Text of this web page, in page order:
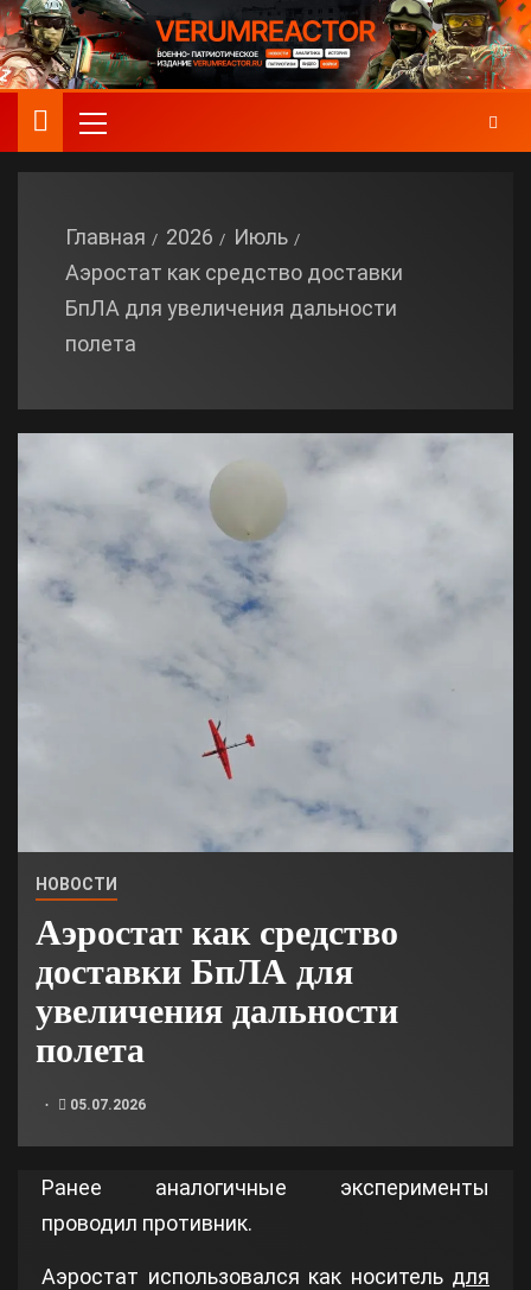
Главная 2026
Июль
Аэростат как средство доставки
БпЛА для увеличения дальности
полета
НОВОСТИ
Аэростат как средство
доставки БпЛА для
увеличения дальности
полета
05.07.2026
Ранее аналогичные эксперименты
проводил противник.
Аэростат использовался как носитель для